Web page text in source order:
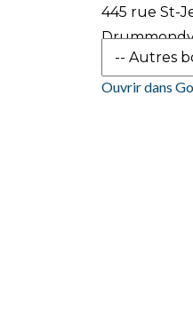
445 rue St-
J2B 5L7
Ouvrir dans